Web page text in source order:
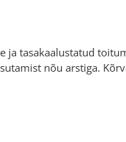
tasakaalustatud
nõu arstiga.